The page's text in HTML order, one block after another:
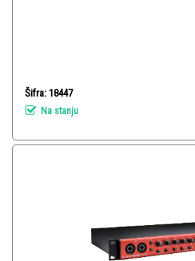
Šifra: 18447
Na stanju